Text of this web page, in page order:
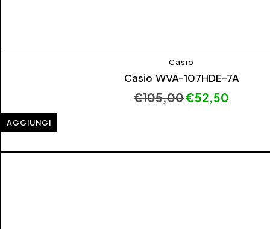
Casio
Casio WVA-107HDE-7A
€105,00€52,50
AGGIUNGI